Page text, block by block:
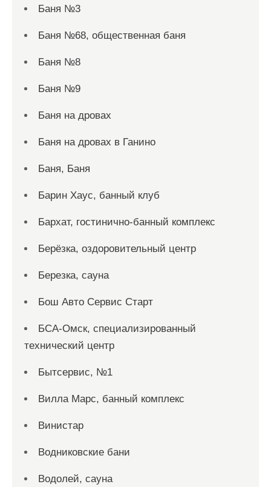
Баня №3
Баня №68, общественная баня
Баня №8
Баня №9
Баня на дровах
Баня на дровах в Ганино
Баня, Баня
Барин Хаус, банный клуб
Бархат, гостинично-банный комплекс
Берёзка, оздоровительный центр
Березка, сауна
Бош Авто Сервис Старт
БСА-Омск, специализированный
технический центр
Бытсервис, №1
Вилла Марс, банный комплекс
Винистар
Водниковские бани
Водолей, сауна